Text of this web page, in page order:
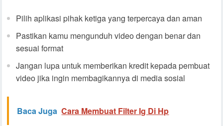
Pilih aplikasi pihak ketiga yang terpercaya dan aman
Pastikan kamu mengunduh video dengan benar dan
sesuai format
Jangan lupa untuk memberikan kredit kepada pembuat
video jika ingin membagikannya di media sosial
Baca Juga Cara Membuat Filter Ig Di Hp